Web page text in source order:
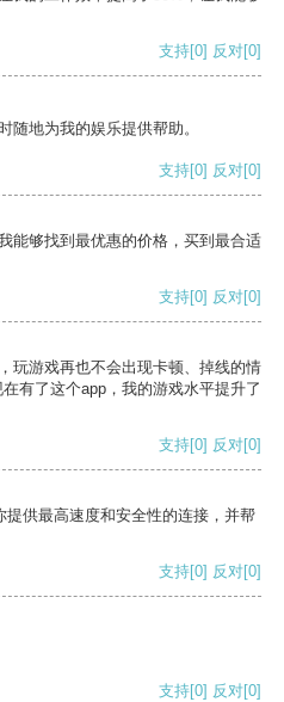
支持[0] 反对[0]
随地为我的娱乐提供帮助。
支持[0] 反对[0]
能够找到最优惠的价格，买到最合适
支持[0] 反对[0]
玩游戏再也不会出现卡顿、掉线的情
有了这个app，我的游戏水平提升了
支持[0] 反对[0]
供最高速度和安全性的连接，并帮
支持[0] 反对[0]
支持[0] 反对[0]